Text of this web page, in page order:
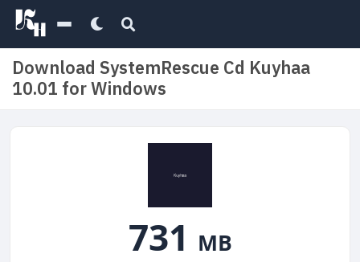
Download SystemRescue Cd Kuyhaa
10.01 for Windows
731 MB